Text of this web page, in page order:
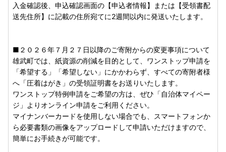
入金確認後、申込確認画面の【申込者情報】または【受領書配
送先住所】に記載の住所宛てに2週間以内に発送いたします。
■２０２６年７月２７日以降のご寄附からの変更事項について
雄武町では、紙資源の削減を目的として、ワンストップ申請を
「希望する」「希望しない」にかかわらず、すべての寄附者様
へ「圧着はがき」の受領証明書をお送りいたします。
ワンストップ特例申請をご希望の方は、ぜひ「自治体マイペー
ジ」よりオンライン申請をご利用ください。
マイナンバーカードを使用しない場合でも、スマートフォンか
ら必要書類の画像をアップロードして申請いただけますので、
簡単にお手続きが可能です。